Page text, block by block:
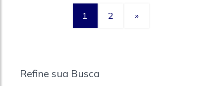
1 2 »
Refine sua Busca